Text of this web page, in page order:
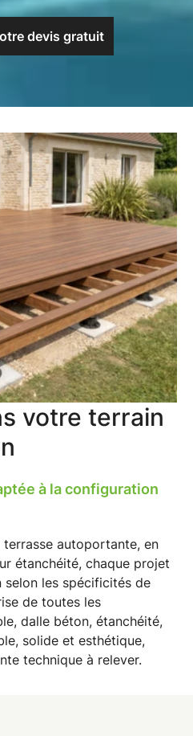
devis gratuit
votre terrain
à la configuration
autoportante, en
étanchéité, chaque projet
les spécificités de
de toutes les
dalle béton, étanchéité,
solide et esthétique,
technique à relever.